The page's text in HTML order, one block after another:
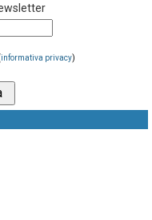
informativa privacy)